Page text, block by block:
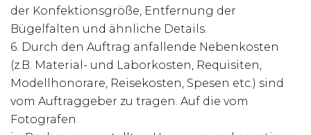
der Konfektionsgröße, Entfernung der
Bügelfalten und ähnliche Details.
6. Durch den Auftrag anfallende Nebenkosten
(z.B. Material- und Laborkosten, Requisiten,
Modellhonorare, Reisekosten, Spesen etc.) sind
vom Auftraggeber zu tragen. Auf die vom
Fotografen